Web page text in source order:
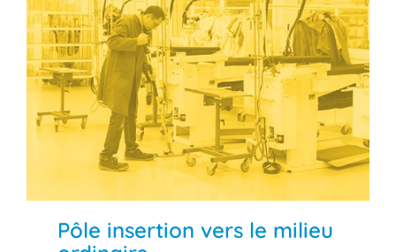
Pôle insertion vers le milieu